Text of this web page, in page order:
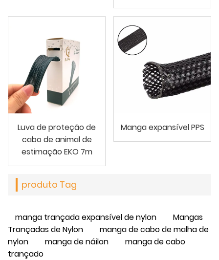
Luva de proteção de
cabo de animal de
estimação EKO 7m
Manga expansível PPS
produto Tag
manga trançada expansível de nylon
Mangas
Trançadas de Nylon
manga de cabo de malha de
nylon
manga de náilon
manga de cabo
trançado